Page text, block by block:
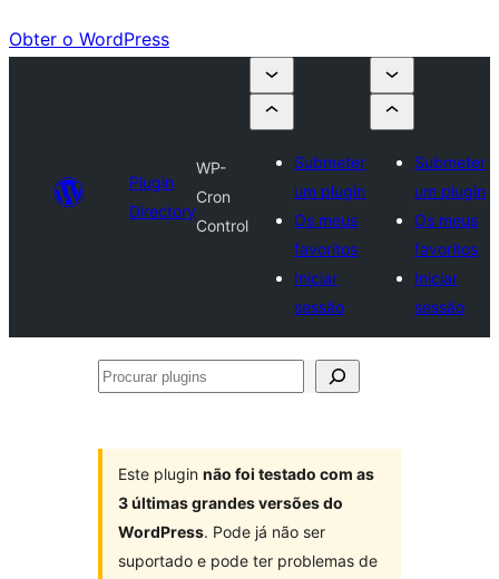
Obter o WordPress
Plugin
Directory
WP-
Cron
Control
Submeter
um plugin
Os meus
favoritos
Iniciar
sessão
Submeter
um plugin
Os meus
favoritos
Iniciar
sessão
Procurar
Este plugin não foi testado com as
3 últimas grandes versões do
WordPress. Pode já não ser
suportado e pode ter problemas de